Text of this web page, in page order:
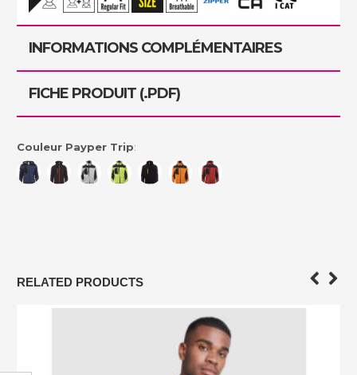
INFORMATIONS COMPLÉMENTAIRES
FICHE PRODUIT (.PDF)
Couleur Payper Trip:
RELATED PRODUCTS